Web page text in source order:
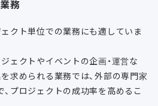
務
クト単位での業務にも適していま
ェクトやイベントの企画・運営な
求められる業務では、外部の専門家
プロジェクトの成功率を高めるこ